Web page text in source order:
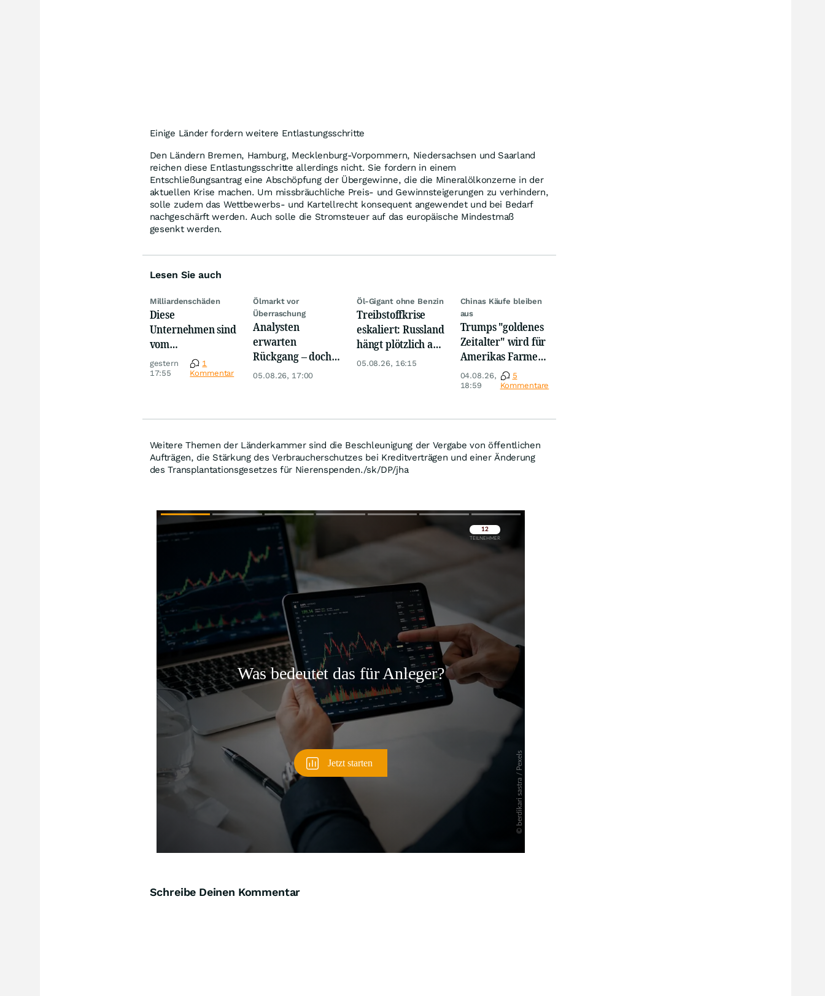
Einige Länder fordern weitere Entlastungsschritte
Den Ländern Bremen, Hamburg, Mecklenburg-Vorpommern, Niedersachsen und Saarland
reichen diese Entlastungsschritte allerdings nicht. Sie fordern in einem
Entschließungsantrag eine Abschöpfung der Übergewinne, die die Mineralölkonzerne in der
aktuellen Krise machen. Um missbräuchliche Preis- und Gewinnsteigerungen zu verhindern,
solle zudem das Wettbewerbs- und Kartellrecht konsequent angewendet und bei Bedarf
nachgeschärft werden. Auch solle die Stromsteuer auf das europäische Mindestmaß
gesenkt werden.
Lesen Sie auch
Milliardenschäden
Diese
Unternehmen sind
vom
Niedrigwasser
besonders
gestern
17:55
1
Kommentar
Ölmarkt vor
Überraschung
Analysten
erwarten
Rückgang – doch
diese Daten
05.08.26, 17:00
Öl-Gigant ohne Benzin
Treibstoffkrise
eskaliert: Russland
hängt plötzlich an
Belarus
05.08.26, 16:15
Chinas Käufe bleiben
aus
Trumps "goldenes
Zeitalter" wird für
Amerikas Farmer
zum Milliarden-
Desaster
04.08.26,
18:59
5
Kommentare
Weitere Themen der Länderkammer sind die Beschleunigung der Vergabe von öffentlichen
Aufträgen, die Stärkung des Verbraucherschutzes bei Kreditverträgen und einer Änderung
des Transplantationsgesetzes für Nierenspenden./sk/DP/jha
Überspringen
Schreibe Deinen Kommentar